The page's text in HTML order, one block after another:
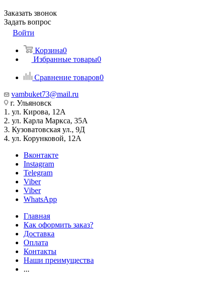
Заказать звонок
Задать вопрос
Войти
Корзина0
Избранные товары0
Сравнение товаров0
vambuket73@mail.ru
г. Ульяновск
1. ул. Кирова, 12А
2. ул. Карла Маркса, 35А
3. Кузоватовская ул., 9Д
4. ул. Корунковой, 12А
Вконтакте
Instagram
Telegram
Viber
Viber
WhatsApp
Главная
Как оформить заказ?
Доставка
Оплата
Контакты
Наши преимущества
...